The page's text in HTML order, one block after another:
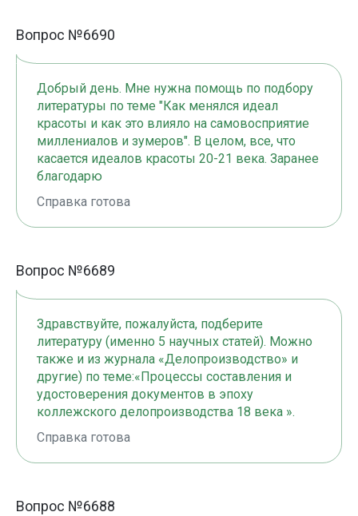
Вопрос №6690
Добрый день. Мне нужна помощь по подбору
литературы по теме "Как менялся идеал
красоты и как это влияло на самовосприятие
миллениалов и зумеров". В целом, все, что
касается идеалов красоты 20-21 века. Заранее
благодарю
Справка готова
Вопрос №6689
Здравствуйте, пожалуйста, подберите
литературу (именно 5 научных статей). Можно
также и из журнала «Делопроизводство» и
другие) по теме:«Процессы составления и
удостоверения документов в эпоху
коллежского делопроизводства 18 века ».
Справка готова
Вопрос №6688